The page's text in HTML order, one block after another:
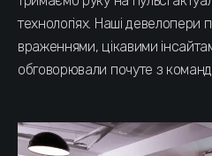
технологіях. Наші девелопери
враженнями, цікавими
обговорювали почуте з